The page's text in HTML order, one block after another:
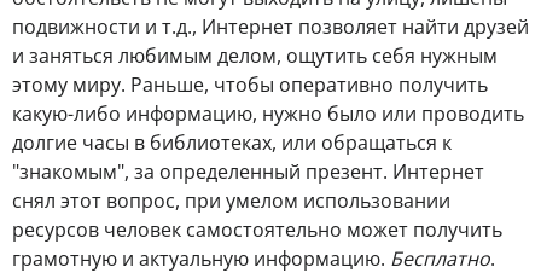
подвижности и т.д., Интернет позволяет найти друзей
и заняться любимым делом, ощутить себя нужным
этому миру. Раньше, чтобы оперативно получить
какую-либо информацию, нужно было или проводить
долгие часы в библиотеках, или обращаться к
"знакомым", за определенный презент. Интернет
снял этот вопрос, при умелом использовании
ресурсов человек самостоятельно может получить
грамотную и актуальную информацию. Бесплатно.